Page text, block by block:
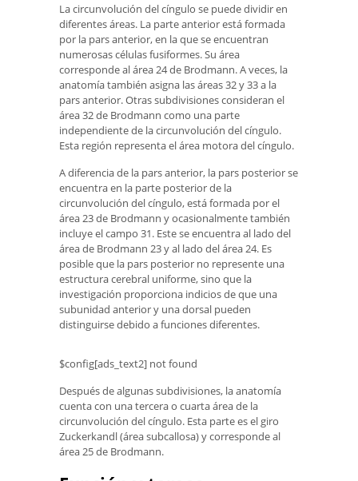
La circunvolución del cíngulo se puede dividir en
diferentes áreas. La parte anterior está formada
por la pars anterior, en la que se encuentran
numerosas células fusiformes. Su área
corresponde al área 24 de Brodmann. A veces, la
anatomía también asigna las áreas 32 y 33 a la
pars anterior. Otras subdivisiones consideran el
área 32 de Brodmann como una parte
independiente de la circunvolución del cíngulo.
Esta región representa el área motora del cíngulo.
A diferencia de la pars anterior, la pars posterior se
encuentra en la parte posterior de la
circunvolución del cíngulo, está formada por el
área 23 de Brodmann y ocasionalmente también
incluye el campo 31. Este se encuentra al lado del
área de Brodmann 23 y al lado del área 24. Es
posible que la pars posterior no represente una
estructura cerebral uniforme, sino que la
investigación proporciona indicios de que una
subunidad anterior y una dorsal pueden
distinguirse debido a funciones diferentes.
$config[ads_text2] not found
Después de algunas subdivisiones, la anatomía
cuenta con una tercera o cuarta área de la
circunvolución del cíngulo. Esta parte es el giro
Zuckerkandl (área subcallosa) y corresponde al
área 25 de Brodmann.